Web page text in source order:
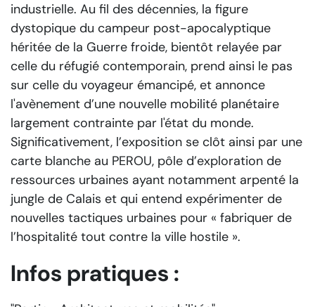
industrielle. Au fil des décennies, la figure
dystopique du campeur post-apocalyptique
héritée de la Guerre froide, bientôt relayée par
celle du réfugié contemporain, prend ainsi le pas
sur celle du voyageur émancipé, et annonce
l'avènement d’une nouvelle mobilité planétaire
largement contrainte par l'état du monde.
Significativement, l’exposition se clôt ainsi par une
carte blanche au PEROU, pôle d’exploration de
ressources urbaines ayant notamment arpenté la
jungle de Calais et qui entend expérimenter de
nouvelles tactiques urbaines pour « fabriquer de
l’hospitalité tout contre la ville hostile ».
Infos pratiques :